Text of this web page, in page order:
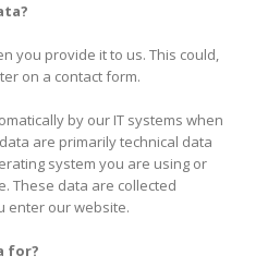
you provide it to us. This could,
on a contact form.
by our IT systems when
are primarily technical data
system you are using or
These data are collected
enter our website.
for?